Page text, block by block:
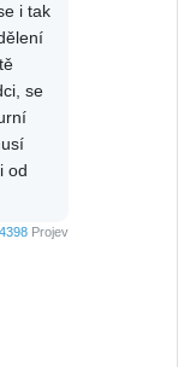
i tak
se
od
Projev